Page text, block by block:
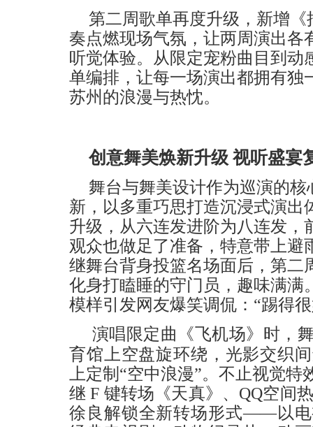
第二周歌单再度升级，新增《
奏点燃现场气氛，让两周演出各
听觉体验。从限定宠粉曲目到动
单编排，让每一场演出都拥有独
苏州的浪漫与热忱。
创意舞美焕新升级 视听盛宴
舞台与舞美设计作为巡演的
新，以多重巧思打造沉浸式演出
升级，从六连发进阶为八连发，
观众也做足了准备， 特意带上避
继舞台背身投篮名场面后，第二
化身打瞌睡的守门员，趣味满满
模样引发网友爆笑调侃： “踢得
演唱限定曲《飞机场》时，
育馆上空盘旋环绕，光影交织
上定制 “空中浪漫”。不止视觉特
继 F 键转场《天真》、QQ空间
徐良解锁全新转场形式——以电